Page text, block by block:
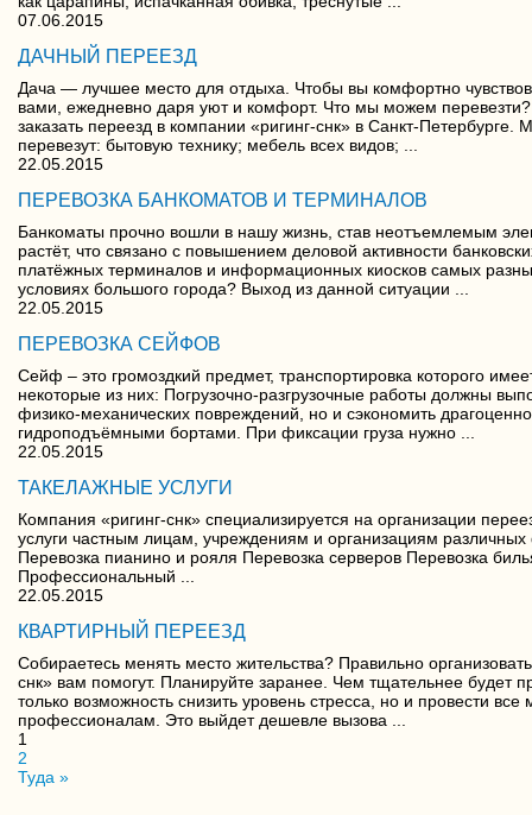
07.06.2015
ДАЧНЫЙ ПЕРЕЕЗД
Дача — лучшее место для отдыха. Чтобы вы комфортно
вами, ежедневно даря уют и комфорт. Что мы можем
заказать переезд в компании «ригинг-снк» в Санкт-
перевезут: бытовую технику; мебель всех видов; ...
22.05.2015
ПЕРЕВОЗКА БАНКОМАТОВ И ТЕРМИНАЛОВ
Банкоматы прочно вошли в нашу жизнь, став неотъемлемым
растёт, что связано с повышением деловой активности
платёжных терминалов и информационных киосков самых
условиях большого города? Выход из данной ситуации ...
22.05.2015
ПЕРЕВОЗКА СЕЙФОВ
Сейф – это громоздкий предмет, транспортировка которого
некоторые из них: Погрузочно-разгрузочные работы должны
физико-механических повреждений, но и сэкономить
гидроподъёмными бортами. При фиксации груза нужно ...
22.05.2015
ТАКЕЛАЖНЫЕ УСЛУГИ
Компания «ригинг-снк» специализируется на организации
услуги частным лицам, учреждениям и организациям
Перевозка пианино и рояля Перевозка серверов Перевозка
Профессиональный ...
22.05.2015
КВАРТИРНЫЙ ПЕРЕЕЗД
Собираетесь менять место жительства? Правильно
снк» вам помогут. Планируйте заранее. Чем тщательнее
только возможность снизить уровень стресса, но и провести
профессионалам. Это выйдет дешевле вызова ...
1
2
Туда »